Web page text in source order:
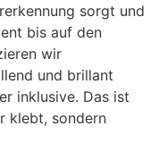
sorgt und
bis auf den
wir
und brillant
inklusive. Das ist
klebt, sondern